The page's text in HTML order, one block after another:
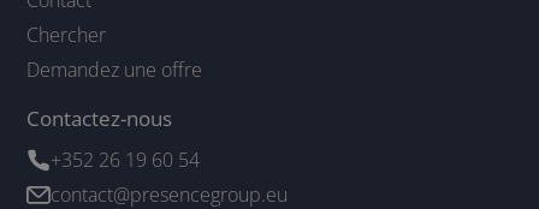
Chercher
Demandez une offre
Contactez-nous
+352 26 19 60 54
contact@presencegroup.eu